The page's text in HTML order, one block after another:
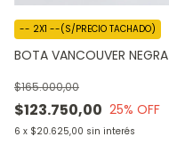
BOTA VANCOUVER NEGRA
$123.750,00
$165.000,00
25% OFF
6 x $20.625,00 sin interés
-- 2X1 --(S/PRECIO TACHADO)